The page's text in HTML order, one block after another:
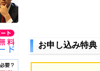
お申し込み特典